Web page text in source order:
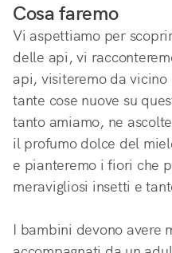
Cosa faremo
Vi aspettiamo per
delle api, vi
api, visiteremo da vicino
tante cose nuove su
tanto amiamo, ne
il profumo dolce del
e pianteremo i fiori che
meravigliosi insetti e
I bambini devono avere